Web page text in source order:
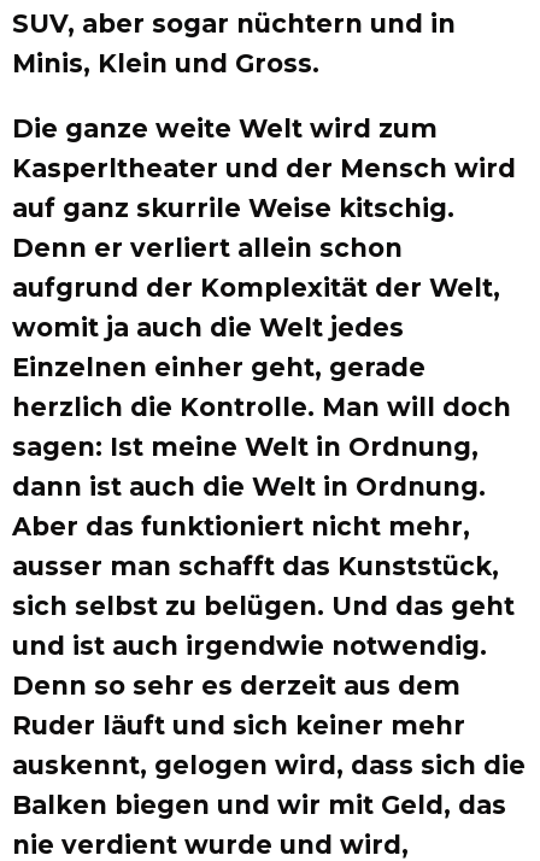
SUV, aber sogar nüchtern und in
Minis, Klein und Gross.
Die ganze weite Welt wird zum
Kasperltheater und der Mensch wird
auf ganz skurrile Weise kitschig.
Denn er verliert allein schon
aufgrund der Komplexität der Welt,
womit ja auch die Welt jedes
Einzelnen einher geht, gerade
herzlich die Kontrolle. Man will doch
sagen: Ist meine Welt in Ordnung,
dann ist auch die Welt in Ordnung.
Aber das funktioniert nicht mehr,
ausser man schafft das Kunststück,
sich selbst zu belügen. Und das geht
und ist auch irgendwie notwendig.
Denn so sehr es derzeit aus dem
Ruder läuft und sich keiner mehr
auskennt, gelogen wird, dass sich die
Balken biegen und wir mit Geld, das
nie verdient wurde und wird,